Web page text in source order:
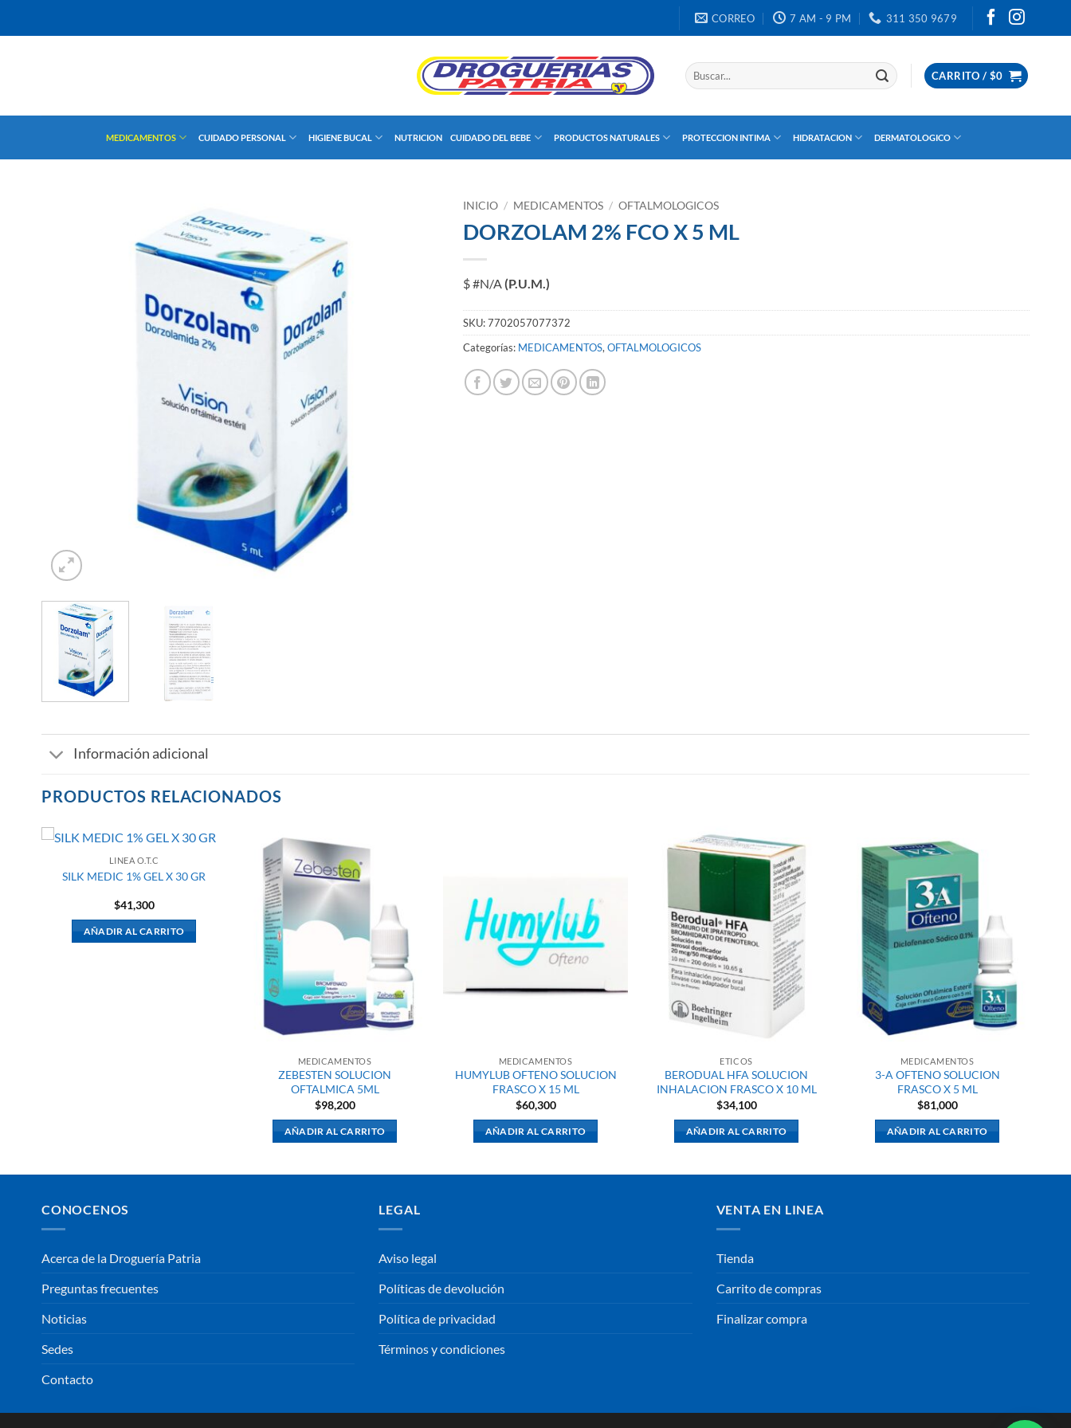
CORREO 7 AM - 9 PM 311 350 9679
Buscar
por:
CARRITO / $0
MEDICAMENTOS CUIDADO PERSONAL HIGIENE BUCAL NUTRICION CUIDADO DEL BEBE PRODUCTOS NATURALES PROTECCION INTIMA HIDRATACION DERMATOLOGICO
INICIO / MEDICAMENTOS / OFTALMOLOGICOS
DORZOLAM 2% FCO X 5 ML
$ #N/A(P.U.M.)
SKU:7702057077372
Categorías: MEDICAMENTOS,OFTALMOLOGICOS
Información adicional
PRODUCTOS RELACIONADOS
LINEA O.T.C
SILK MEDIC 1% GEL X 30 GR
$41,300
AÑADIR AL CARRITO
MEDICAMENTOS
ZEBESTEN SOLUCION
OFTALMICA 5ML
$98,200
AÑADIR AL CARRITO
MEDICAMENTOS
HUMYLUB OFTENO SOLUCION
FRASCO X 15 ML
$60,300
AÑADIR AL CARRITO
ETICOS
BERODUAL HFA SOLUCION
INHALACION FRASCO X 10 ML
$34,100
AÑADIR AL CARRITO
MEDICAMENTOS
3-A OFTENO SOLUCION
FRASCO X 5 ML
$81,000
AÑADIR AL CARRITO
CONOCENOS
Acerca de la Droguería Patria
Preguntas frecuentes
Noticias
Sedes
Contacto
LEGAL
Aviso legal
Políticas de devolución
Política de privacidad
Términos y condiciones
VENTA EN LINEA
Tienda
Carrito de compras
Finalizar compra